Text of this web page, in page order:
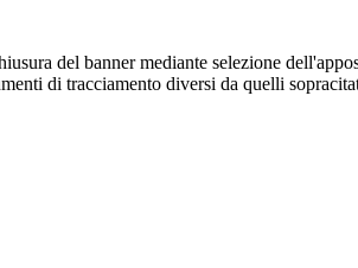
del banner mediante selezione
di tracciamento diversi da quelli